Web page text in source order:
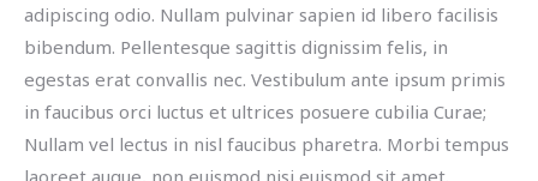
adipiscing odio. Nullam pulvinar sapien id libero facilisis
bibendum. Pellentesque sagittis dignissim felis, in
egestas erat convallis nec. Vestibulum ante ipsum primis
in faucibus orci luctus et ultrices posuere cubilia Curae;
Nullam vel lectus in nisl faucibus pharetra. Morbi tempus
laoreet augue, non euismod nisi euismod sit amet.